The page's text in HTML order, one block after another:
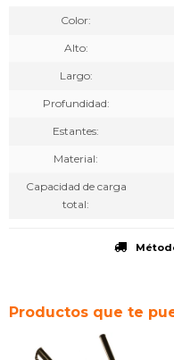
Color
Alto
Largo
Profundidad
Estantes
Material
Capacidad de carga
total
Productos que te